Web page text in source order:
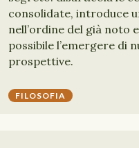
consolidate, introduce
nell’ordine del già noto
possibile l’emergere di
prospettive.
FILOSOFIA